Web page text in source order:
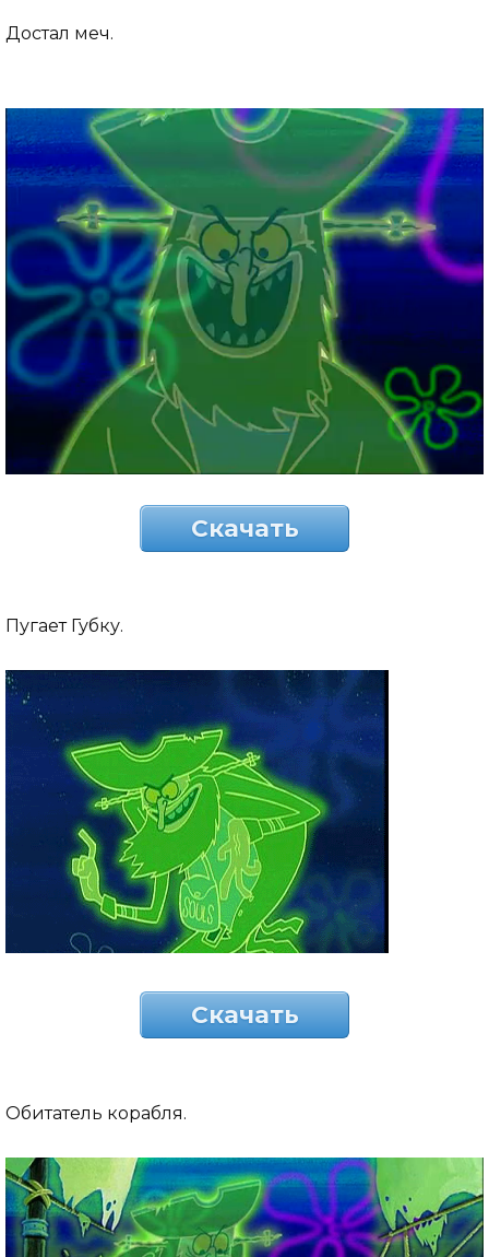
Достал меч.
Скачать
Пугает Губку.
Скачать
Обитатель корабля.